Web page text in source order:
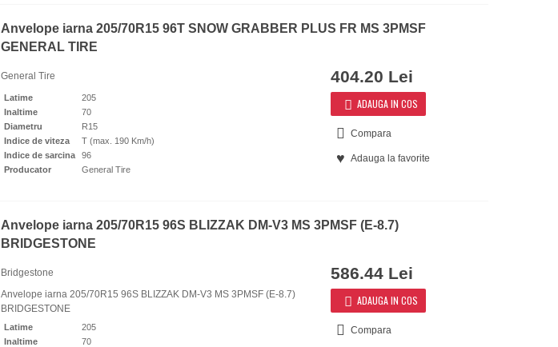
Anvelope iarna 205/70R15 96T SNOW GRABBER PLUS FR MS 3PMSF
GENERAL TIRE
General Tire
Latime
205
Inaltime
70
Diametru
R15
Indice de viteza
T (max. 190 Km/h)
Indice de sarcina
96
Producator
General Tire
404.20 Lei
ADAUGA IN COS
Compara
Adauga la favorite
Anvelope iarna 205/70R15 96S BLIZZAK DM-V3 MS 3PMSF (E-8.7)
BRIDGESTONE
Bridgestone
Anvelope iarna 205/70R15 96S BLIZZAK DM-V3 MS 3PMSF (E-8.7)
BRIDGESTONE
Latime
205
Inaltime
70
586.44 Lei
ADAUGA IN COS
Compara